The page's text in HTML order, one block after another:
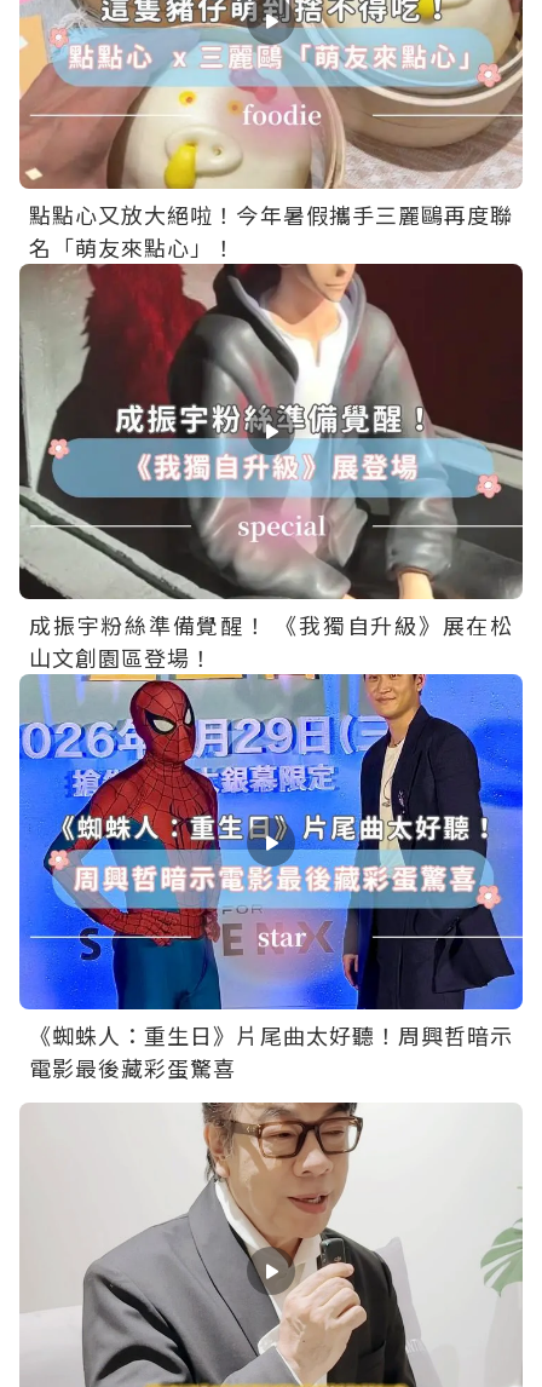
點點心又放大絕啦！今年暑假攜手三麗鷗再度聯
名「萌友來點心」！
成振宇粉絲準備覺醒！ 《我獨自升級》展在松
山文創園區登場！
《蜘蛛人：重生日》片尾曲太好聽！周興哲暗示
電影最後藏彩蛋驚喜